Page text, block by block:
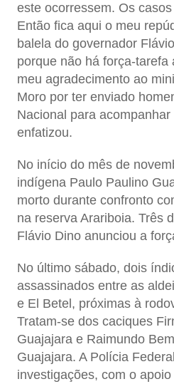
este ocorressem. Os
Então fica aqui o meu
balela do governador
porque não há força-tarefa
meu agradecimento ao
Moro por ter enviado
Nacional para acompanhar
enfatizou.
No início do mês de
indígena Paulo Paulino
morto durante confronto
na reserva Arariboia. Três
Flávio Dino anunciou a
No último sábado, dois
assassinados entre as
e El Betel, próximas à
Tratam-se dos caciques
Guajajara e Raimundo
Guajajara. A Polícia
investigações, com o